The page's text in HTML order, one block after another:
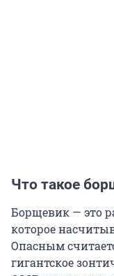
Что такое
Борщевик — это
которое
Опасным
гигантское